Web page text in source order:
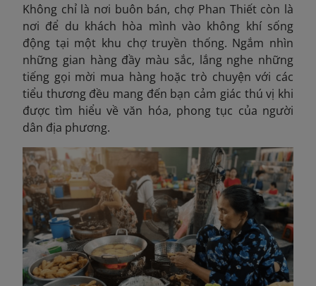
Không chỉ là nơi buôn bán, chợ Phan Thiết còn là
nơi để du khách hòa mình vào không khí sống
động tại một khu chợ truyền thống. Ngắm nhìn
những gian hàng đầy màu sắc, lắng nghe những
tiếng gọi mời mua hàng hoặc trò chuyện với các
tiểu thương đều mang đến bạn cảm giác thú vị khi
được tìm hiểu về văn hóa, phong tục của người
dân địa phương.